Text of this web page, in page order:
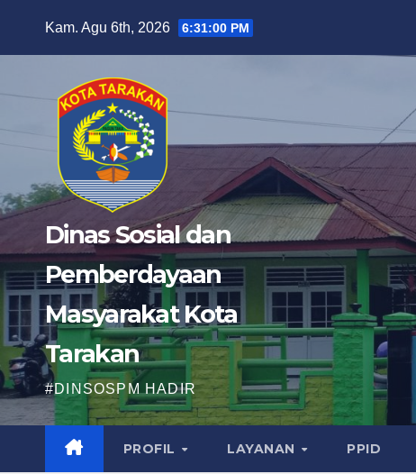
Kam. Agu 6th, 2026 6:31:02 PM
Dinas Sosial dan
Pemberdayaan
Masyarakat Kota
Tarakan
#DINSOSPM HADIR
PROFIL LAYANAN PPID